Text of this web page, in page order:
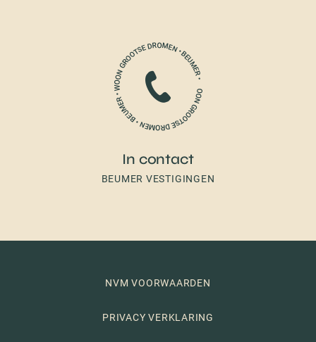
In contact
BEUMER VESTIGINGEN
NVM VOORWAARDEN
PRIVACY VERKLARING